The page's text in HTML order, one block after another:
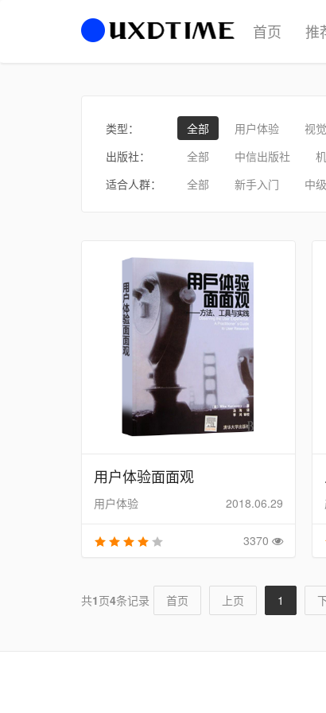
首页 推
类型： 全部 用户体验 视
出版社：
全部 中信出版社
适合人群：
全部 新手入门 中
用户体验面面观
用户体验 2018.06.29
3370
共1页4条记录 首页 上页 1